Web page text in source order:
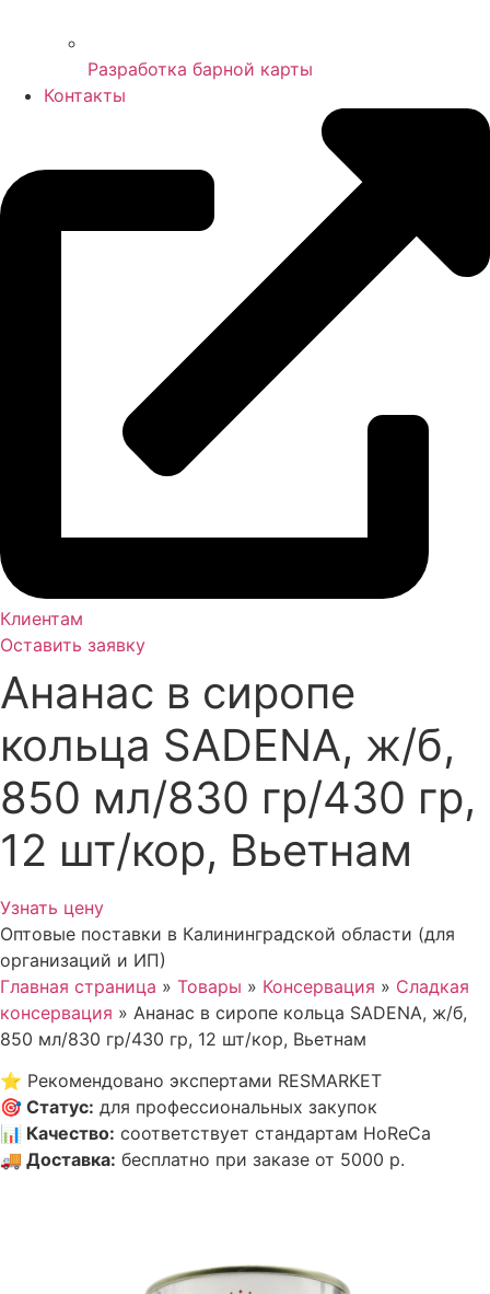
Разработка барной карты
Контакты
Клиентам
Оставить заявку
Ананас в сиропе
кольца SADENA, ж/б,
850 мл/830 гр/430 гр,
12 шт/кор, Вьетнам
Узнать цену
Оптовые поставки в Калининградской области (для
организаций и ИП)
Главная страница » Товары » Консервация » Сладкая
консервация » Ананас в сиропе кольца SADENA, ж/б,
850 мл/830 гр/430 гр, 12 шт/кор, Вьетнам
⭐ Рекомендовано экспертами RESMARKET
🎯 Статус: для профессиональных закупок
📊 Качество: соответствует стандартам HoReCa
🚚 Доставка: бесплатно при заказе от 5000 р.